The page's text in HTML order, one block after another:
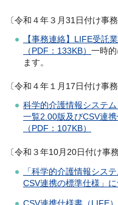
〔令和４年３月31日付け事務
【事務連絡】LIFE受託
（PDF：133KB） 一時
ます。
〔令和４年１月17日付け事務
科学的介護情報システ
一覧2.00版及びCSV連
（PDF：107KB）
〔令和３年10月20日付け事務
「科学的介護情報シス
CSV連携の標準仕様」
CSV連携仕様書（LIFE